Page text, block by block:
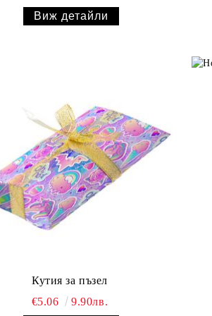
Виж детайли
Кутия за пъзел
€5.06
9.90лв.